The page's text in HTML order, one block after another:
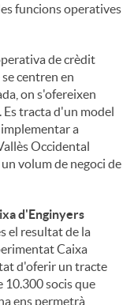
funcions operatives
de crèdit
centren en
on s'ofereixen
Es tracta d'un model
a
Occidental
volum de negoci de
d'Enginyers
el resultat de la
Caixa
d'oferir un tracte
10.300 socis que
ens permetrà